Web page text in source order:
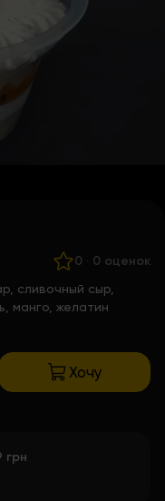
0 · 0 оценок
сливочный сыр,
манго, желатин
Хочу
грн